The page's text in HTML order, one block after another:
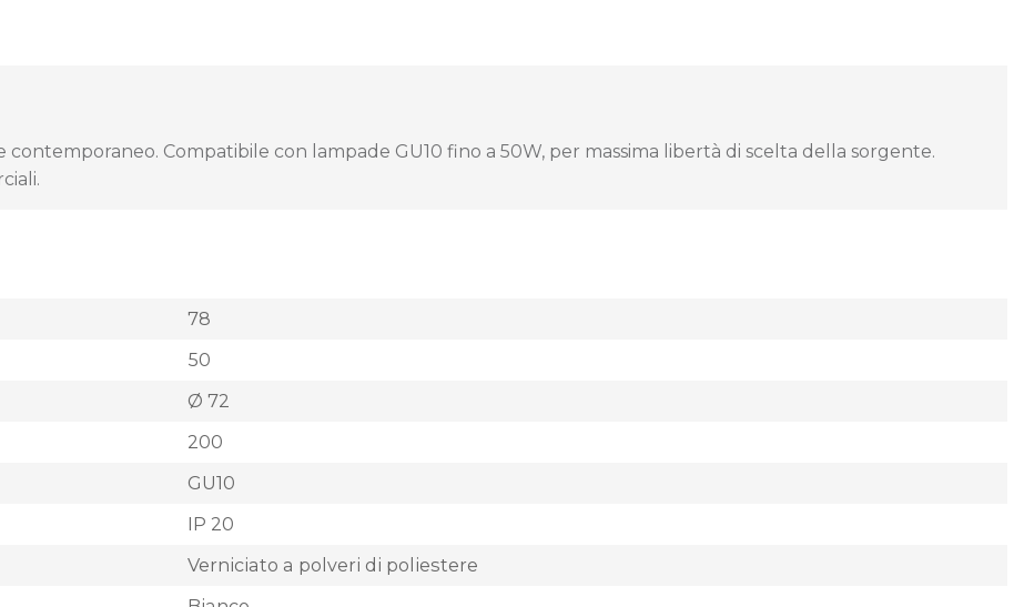
Compatibile con lampade GU10 fino a 50W, per massima libertà di scelta della sorgente.
78
50
Ø 72
200
GU10
IP 20
Verniciato a polveri di poliestere